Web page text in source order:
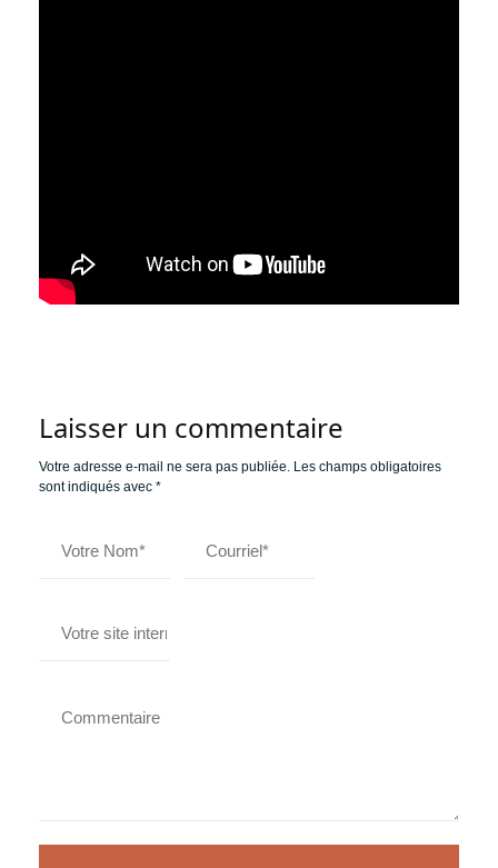
Laisser un commentaire
Votre adresse e-mail ne sera pas publiée. Les champs obligatoires
sont indiqués avec *